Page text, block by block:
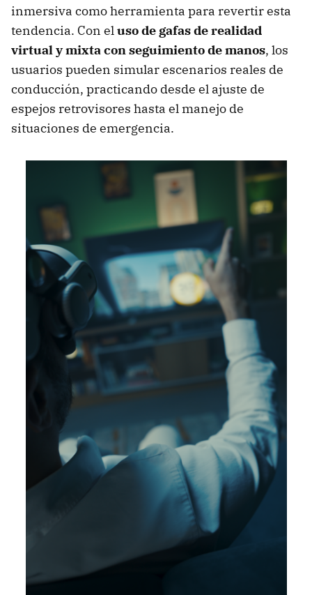
inmersiva como herramienta para revertir esta
tendencia. Con eluso de gafas de realidad
virtual y mixta con seguimiento de manos, los
usuarios pueden simular escenarios reales de
conducción, practicando desde el ajuste de
espejos retrovisores hasta el manejo de
situaciones de emergencia.